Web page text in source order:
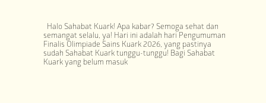
Halo Sahabat Kuark! Apa kabar? Semoga sehat dan
semangat selalu, ya! Hari ini adalah hari Pengumuman
Finalis Olimpiade Sains Kuark 2026, yang pastinya
sudah Sahabat Kuark tunggu-tunggu! Bagi Sahabat
Kuark yang belum masuk